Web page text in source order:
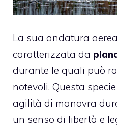
La sua andatura
caratterizzata da
durante le quali può
notevoli. Questa
agilità di manovra
un senso di libertà e